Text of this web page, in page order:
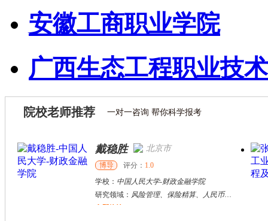
安徽工商职业学院
广西生态工程职业技
院校老师推荐 一对一咨询 帮你科学报考
戴稳胜 北京市
博导 评分： 1.0
学校： 中国人民大学-财政金融学院
研究领域： 风险管理、保险精算、人民币国际化
立即咨询